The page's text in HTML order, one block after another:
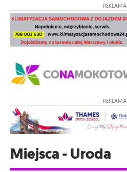
REKLAMA
REKLAMA
Miejsca - Uroda